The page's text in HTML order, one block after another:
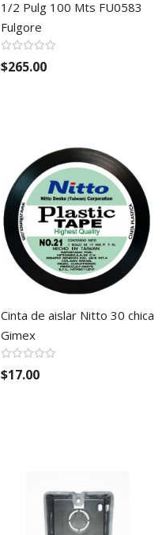
1/2 Pulg 100 Mts FU0583
Fulgore
$265.00
Cinta de aislar Nitto 30 chica
Gimex
$17.00